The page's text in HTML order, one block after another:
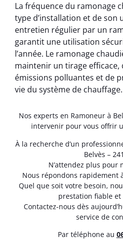
La fréquence du ramonage
type d’installation et de son
entretien régulier par un
garantit une utilisation
l’année. Le ramonage
maintenir un tirage efficace,
émissions polluantes et de
vie du système de chauffage.
Nos experts en Ramoneur à
intervenir pour vous offrir
À la recherche d’un
Belvès –
N’attendez plus pour
Nous répondons rapidement
Quel que soit votre besoin,
prestation fiable et
Contactez-nous dès
service de
Par téléphone au